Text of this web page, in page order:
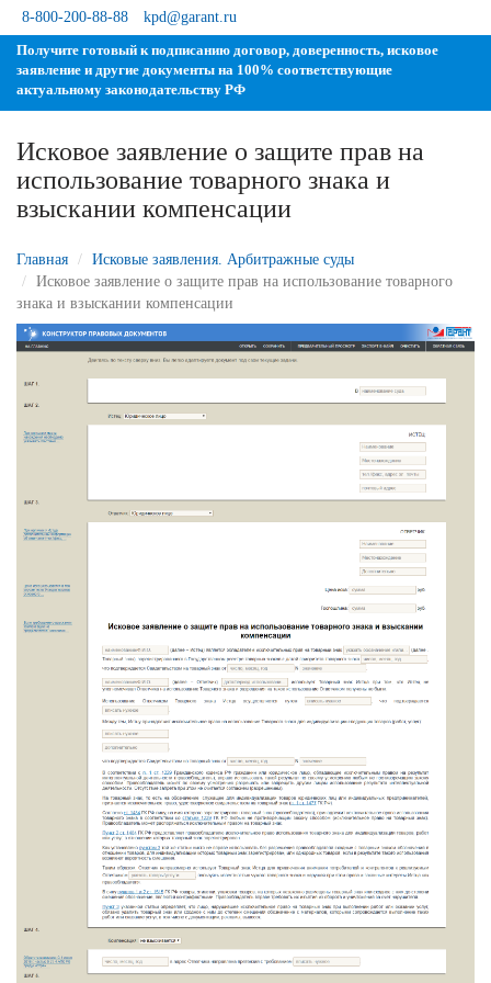
8-800-200-88-88
kpd@garant.ru
Получите готовый к подписанию договор, доверенность, исковое
заявление и другие документы на 100% соответствующие
актуальному законодательству РФ
Исковое заявление о защите прав на
использование товарного знака и
зыскании компенсации
Главная
Исковые заявления. Арбитражные суды
Исковое заявление о защите прав на использование товарного
знака и взыскании компенсации